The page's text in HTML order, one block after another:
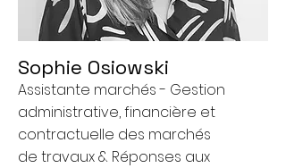
Sophie Osiowski
Assistante marchés - Gestion
administrative, financière et
contractuelle des marchés
de travaux & Réponses aux